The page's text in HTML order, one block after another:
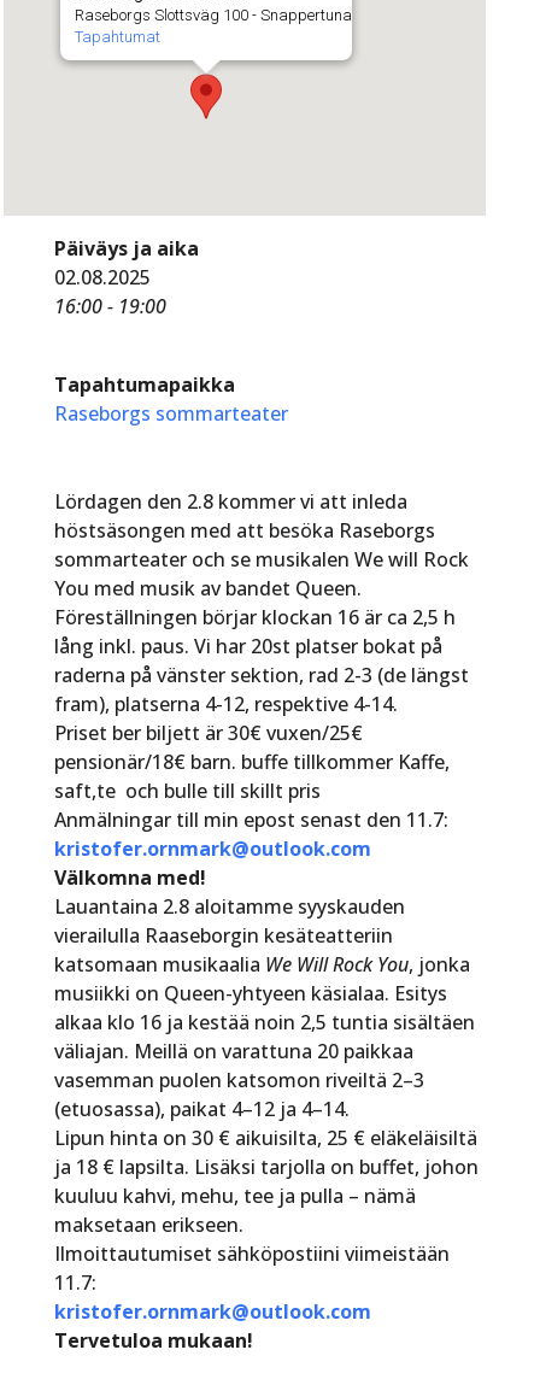
Raseborgs Slottsväg 100 - Snappertuna
Tapahtumat
Päiväys ja aika
02.08.2025
16:00 - 19:00
Tapahtumapaikka
Raseborgs sommarteater
Lördagen den 2.8 kommer vi att inleda
höstsäsongen med att besöka Raseborgs
sommarteater och se musikalen We will Rock
You med musik av bandet Queen.
Föreställningen börjar klockan 16 är ca 2,5 h
lång inkl. paus. Vi har 20st platser bokat på
raderna på vänster sektion, rad 2-3 (de längst
fram), platserna 4-12, respektive 4-14.
Priset ber biljett är 30€ vuxen/25€
pensionär/18€ barn. buffe tillkommer Kaffe,
saft,te och bulle till skillt pris
Anmälningar till min epost senast den 11.7:
kristofer.ornmark@outlook.com
Välkomna med!
Lauantaina 2.8 aloitamme syyskauden
vierailulla Raaseborgin kesäteatteriin
katsomaan musikaalia We Will Rock You, jonka
musiikki on Queen-yhtyeen käsialaa. Esitys
alkaa klo 16 ja kestää noin 2,5 tuntia sisältäen
väliajan. Meillä on varattuna 20 paikkaa
vasemman puolen katsomon riveiltä 2–3
(etuosassa), paikat 4–12 ja 4–14.
Lipun hinta on 30 € aikuisilta, 25 € eläkeläisiltä
ja 18 € lapsilta. Lisäksi tarjolla on buffet, johon
kuuluu kahvi, mehu, tee ja pulla – nämä
maksetaan erikseen.
Ilmoittautumiset sähköpostiini viimeistään
11.7:
kristofer.ornmark@outlook.com
Tervetuloa mukaan!